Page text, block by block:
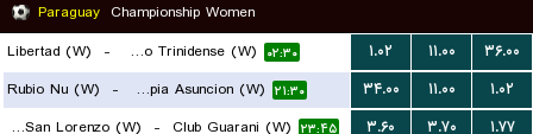
Paraguay Championship Women
Libertad (W) - Sportivo Trinidense (W) ۰۲:۳۰ ۱.۰۲ ۱۱.۰۰
۳۶.۰۰
Rubio Nu (W) - Olimpia Asuncion (W) ۲۱:۳۰ ۳۴.۰۰ ۱۱.۰۰
۱.۰۲
Sportivo San Lorenzo (W)
- Club Guarani (W) ۲۳:۴۵ ۳.۶۰ ۳.۷۰
۱.۷۷